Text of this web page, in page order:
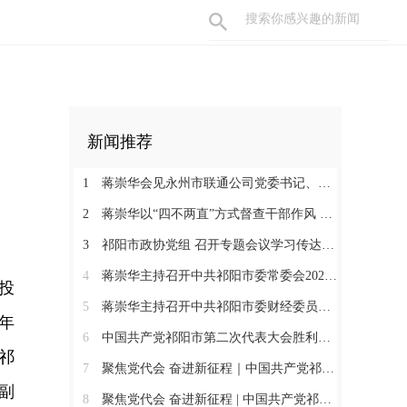
新闻推荐
1 蒋崇华会见永州市联通公司党委书记、总经理钟永雄一行
2 蒋崇华以“四不两直”方式督查干部作风 从严抓实事业单位队伍建设
3 祁阳市政协党组 召开专题会议学习传达贯彻市第二次党代会精神
4 蒋崇华主持召开中共祁阳市委常委会2026年第23次会议
5 蒋崇华主持召开中共祁阳市委财经委员会2026年第3次会议
6 中国共产党祁阳市第二次代表大会胜利闭幕
7 聚焦党代会 奋进新征程｜中国共产党祁阳市第二次代表大会第三次全体会议召开
8 聚焦党代会 奋进新征程 | 中国共产党祁阳市第二次代表大会主席团第六次会议召开